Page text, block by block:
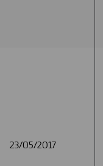
23/05/2017
23/05/2017